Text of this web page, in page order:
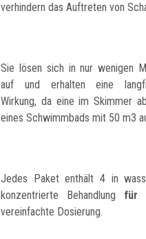
verhindern das Auftreten von
Sie lösen sich in nur wenigen
auf und erhalten eine
Wirkung, da eine im Skimmer
eines Schwimmbads mit 50 m3
Jedes Paket enthält 4 in
konzentrierte Behandlung für
vereinfachte Dosierung.